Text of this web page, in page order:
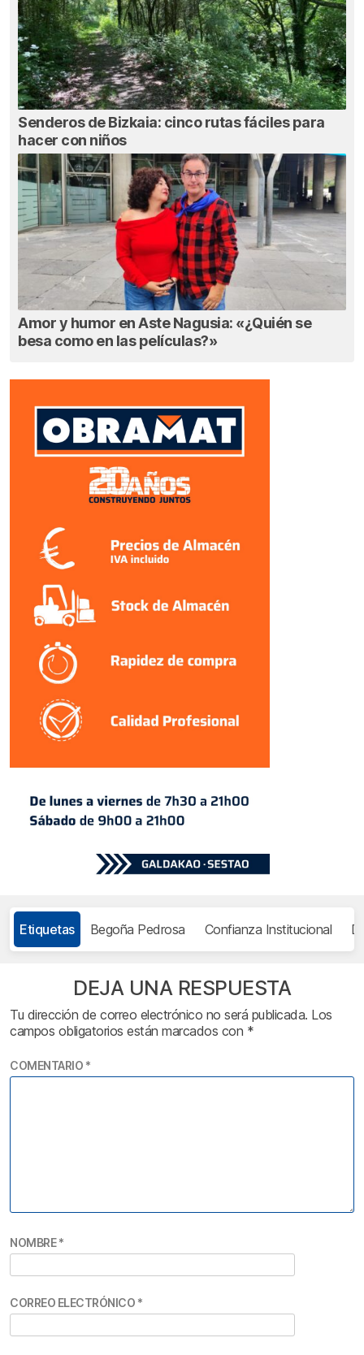
Senderos de Bizkaia: cinco rutas fáciles para
hacer con niños
Amor y humor en Aste Nagusia: «¿Quién se
besa como en las películas?»
Etiquetas Begoña Pedrosa Confianza Institucional
DEJA UNA RESPUESTA
Tu dirección de correo electrónico no será publicada. Los
campos obligatorios están marcados con *
COMENTARIO *
NOMBRE*
CORREO ELECTRÓNICO *